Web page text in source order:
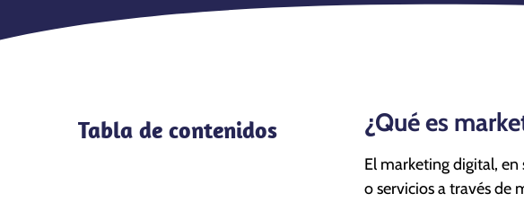
¿Qué es
El marketing digital, en
o servicios a través de
Tabla de contenidos